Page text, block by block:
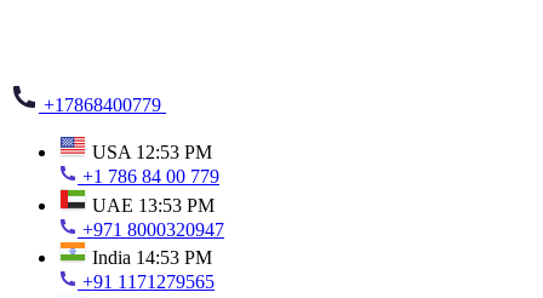
+17868400779
USA 12:53 PM
+1 786 84 00 779
UAE 13:53 PM
+971 8000320947
India 14:53 PM
+91 1171279565